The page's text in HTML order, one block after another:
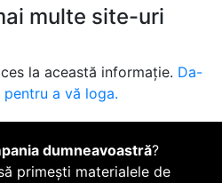
multe site-uri
la această informație. Da-
a vă loga.
dumneavoastră?
primești materialele de